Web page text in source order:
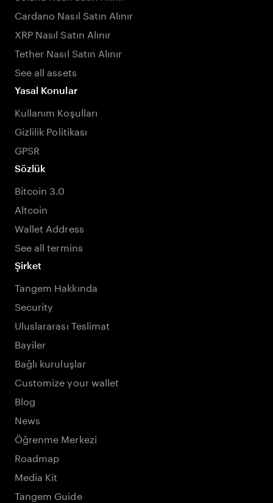
Cardano Nasıl Satın Alınır
XRP Nasıl Satın Alınır
Tether Nasıl Satın Alınır
See all assets
Yasal Konular
Kullanım Koşulları
Gizlilik Politikası
GPSR
Sözlük
Bitcoin 3.0
Altcoin
Wallet Address
See all termins
Şirket
Tangem Hakkında
Security
Uluslararası Teslimat
Bayiler
Bağlı kuruluşlar
Customize your wallet
Blog
News
Öğrenme Merkezi
Roadmap
Media Kit
Tangem Guide